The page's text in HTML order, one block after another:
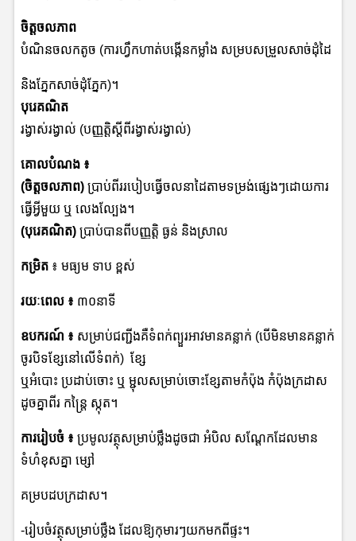
ចិត្តចលភាព
បំណិនចលកតូច (ការហ្វឹកហាត់បង្កើនកម្លាំង សម្របសម្រួលសាច់ដុំដៃ
និងភ្នែកសាច់ដុំភ្នែក)។
បុរេគណិត
រង្វាស់រង្វាល់ (បញ្ញត្តិស្តីពីរង្វាស់រង្វាល់)
គោលបំណង ៖
(ចិត្តចលភាព) ប្រាប់ពីររបៀបធ្វើចលនាដៃតាមទម្រង់ផ្សេងៗដោយការ
ធ្វើអ្វីមួយ ឬ លេងល្បែង។
(បុរេគណិត) ប្រាប់បានពីបញ្ញត្តិ ធ្ងន់ និងស្រាល
កម្រិត ៖ មធ្យម ទាប ខ្ពស់
រយៈពេល ៖ ៣០នាទី
ឧបករណ៍ ៖ សម្រាប់ជញ្ជីងគឺទំពក់ព្យួរអាវមានគន្លាក់ (បើមិនមានគន្លាក់
ចូរបិទខ្សែនៅលើទំពក់) ខ្សែ
ឬអំបោះ ប្រដាប់ចោះ ឬ ម្ជុលសម្រាប់ចោះខ្សែតាមកំប៉ុង កំប៉ុងក្រដាស
ដូចគ្នាពីរ កន្ត្រៃ ស្កុត។
ការរៀបចំ ៖ ប្រមូលវត្ថុសម្រាប់ថ្លឹងដូចជា អំបិល សណ្ដែកដែលមាន
ទំហំខុសគ្នា ម្សៅ
គម្របដបក្រដាស។
-រៀបចំវត្ថុសម្រាប់ថ្លឹង ដែលឱ្យកុមារៗយកមកពីផ្ទះ។